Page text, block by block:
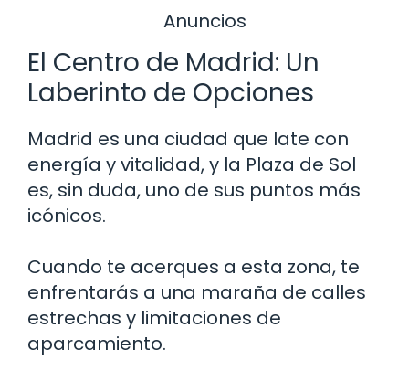
Anuncios
El Centro de Madrid: Un
Laberinto de Opciones
Madrid es una ciudad que late con
energía y vitalidad, y la Plaza de Sol
es, sin duda, uno de sus puntos más
icónicos.
Cuando te acerques a esta zona, te
enfrentarás a una maraña de calles
estrechas y limitaciones de
aparcamiento.